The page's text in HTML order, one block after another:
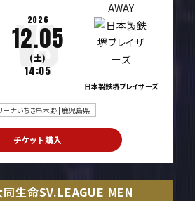
2026
12.05
(土)
14:05
AWAY
日本製鉄堺ブレイザーズ
ーナいちき串木野 | 鹿児島県
チケット購入
生命SV.LEAGUE MEN